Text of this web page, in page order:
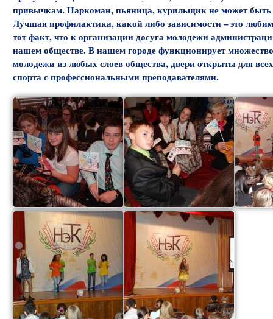
привычкам. Наркоман, пьяница, курильщик не может
Лучшая профилактика, какой либо зависимости – это
тот факт, что к организации досуга молодежи
нашем обществе. В нашем городе функционирует
молодежи из любых слоев общества, двери открыты для
спорта с профессиональными преподавателями.